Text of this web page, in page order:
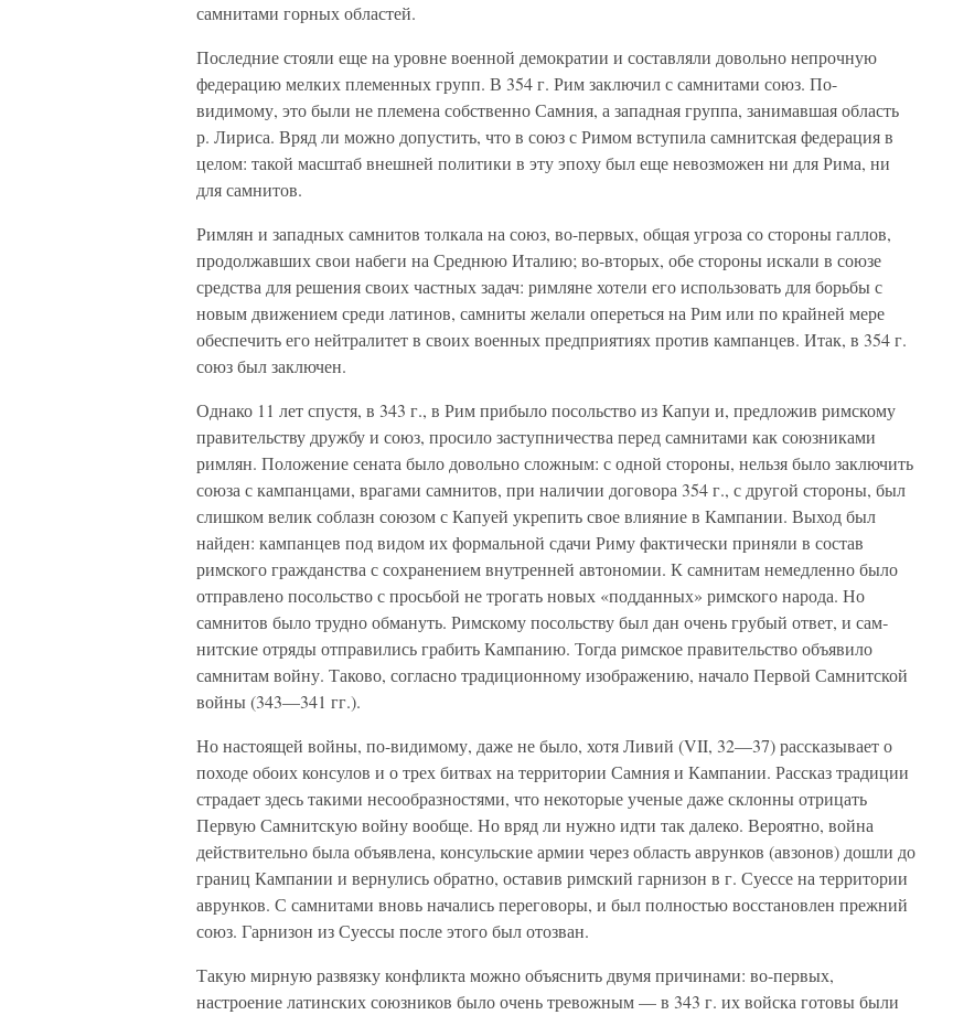
самнитами горных областей.
Последние стояли еще на уровне военной демократии и составляли до­вольно непрочную
федерацию мелких племенных групп. В 354 г. Рим за­ключил с самнитами союз. По-
видимому, это были не племена собственно Самния, а западная группа, занимавшая область
р. Лириса. Вряд ли мож­но допустить, что в союз с Римом вступила самнитская федерация в
це­лом: такой масштаб внешней политики в эту эпоху был еще невозможен ни для Рима, ни
для самнитов.
Римлян и западных самнитов толкала на союз, во-первых, общая угро­за со стороны галлов,
продолжавших свои набеги на Среднюю Италию; во-вторых, обе стороны искали в союзе
средства для решения своих част­ных задач: римляне хотели его использовать для борьбы с
новым движени­ем среди латинов, самниты желали опереться на Рим или по крайней мере
обеспечить его нейтралитет в своих военных предприятиях против кампанцев. Итак, в 354 г.
союз был заключен.
Однако 11 лет спустя, в 343 г., в Рим прибыло посольство из Капуи и, предложив римскому
правительству дружбу и союз, просило заступниче­ства перед самнитами как союзниками
римлян. Положение сената было до­вольно сложным: с одной стороны, нельзя было заключить
союза с кампанцами, врагами самнитов, при наличии договора 354 г., с другой стороны, был
слишком велик соблазн союзом с Капуей укрепить свое влияние в Кам­пании. Выход был
найден: кампанцев под видом их формальной сдачи Риму фактически приняли в состав
римского гражданства с сохранением внут­ренней автономии. К самнитам немедленно было
отправлено посольство с просьбой не трогать новых «подданных» римского народа. Но
самнитов было трудно обмануть. Римскому посольству был дан очень грубый ответ, и сам­
нитские отряды отправились грабить Кампанию. Тогда римское правитель­ство объявило
самнитам войну. Таково, согласно традиционному изображе­нию, начало Первой Самнитской
войны (343—341 гг.).
Но настоящей войны, по-видимому, даже не было, хотя Ливий (VII, 32—37) рассказывает о
походе обоих консулов и о трех битвах на терри­тории Самния и Кампании. Рассказ традиции
страдает здесь такими несо­образностями, что некоторые ученые даже склонны отрицать
Первую Сам­нитскую войну вообще. Но вряд ли нужно идти так далеко. Вероятно, вой­на
действительно была объявлена, консульские армии через область аврунков (авзонов) дошли до
границ Кампании и вернулись обратно, оста­вив римский гарнизон в г. Суессе на территории
аврунков. С самнитами вновь начались переговоры, и был полностью восстановлен прежний
союз. Гарнизон из Суессы после этого был отозван.
Такую мирную развязку конфликта можно объяснить двумя причинами: во-первых,
настроение латинских союзников было очень тревожным — в 343 г. их войска готовы были